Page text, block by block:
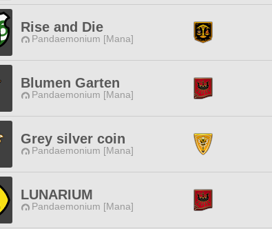
Rise and Die
Pandaemonium [Mana]
Blumen Garten
Pandaemonium [Mana]
Grey silver coin
Pandaemonium [Mana]
LUNARIUM
Pandaemonium [Mana]